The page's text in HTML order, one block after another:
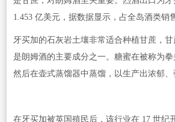
1.453 亿美元，据数据显示，占全岛酒类销
牙买加的石灰岩土壤非常适合种植甘蔗，
是朗姆酒的主要成分之一。糖蜜在被称为拳
然后在壶式蒸馏器中蒸馏，以生产出浓郁、
在牙买加被英国殖民后，该行业在 17 世纪